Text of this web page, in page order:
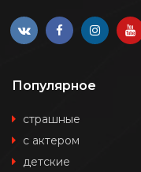
Популярное
страшные
с актером
детские